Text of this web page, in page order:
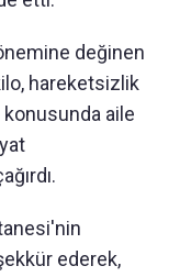
değinen
hareketsizlik
konusunda aile
ederek,